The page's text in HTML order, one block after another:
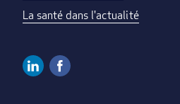
La santé dans l'actualité
Linkedin